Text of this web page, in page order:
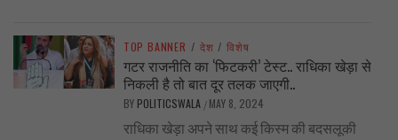
TOP BANNER / देश / विशेष
गटर राजनीति का ‘फिटकरी’ टेस्ट.. राधिका खेड़ा से
निकली है तो बात दूर तलक जाएगी..
BY POLITICSWALA / MAY 8, 2024
राधिका खेड़ा अपने साथ कई किस्म की बदसलूकी